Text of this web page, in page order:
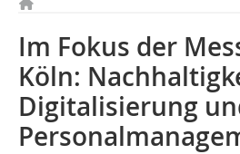
Im Fokus der
Köln:
Digitalisierung